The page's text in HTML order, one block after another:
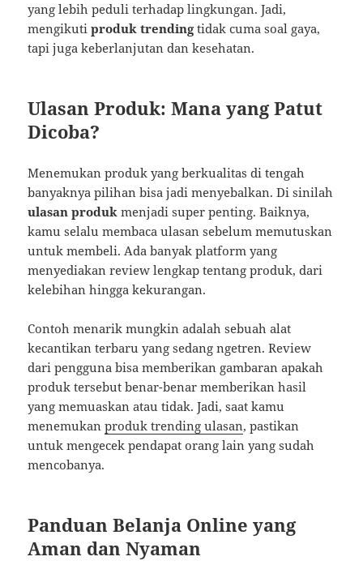
yang lebih peduli terhadap lingkungan. Jadi,
mengikutiproduk trendingtidak cuma soal gaya,
tapi juga keberlanjutan dan kesehatan.
Ulasan Produk: Mana yang Patut
Dicoba?
Menemukan produk yang berkualitas di tengah
banyaknya pilihan bisa jadi menyebalkan. Di sinilah
ulasan produk menjadi super penting. Baiknya,
kamu selalu membaca ulasan sebelum memutuskan
untuk membeli. Ada banyak platform yang
menyediakan review lengkap tentang produk, dari
kelebihan hingga kekurangan.
Contoh menarik mungkin adalah sebuah alat
kecantikan terbaru yang sedang ngetren. Review
dari pengguna bisa memberikan gambaran apakah
produk tersebut benar-benar memberikan hasil
yang memuaskan atau tidak. Jadi, saat kamu
menemukanproduk trending ulasan, pastikan
untuk mengecek pendapat orang lain yang sudah
mencobanya.
Panduan Belanja Online yang
Aman dan Nyaman